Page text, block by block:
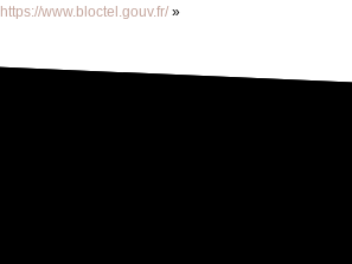
https://www.bloctel.gouv.fr/ »